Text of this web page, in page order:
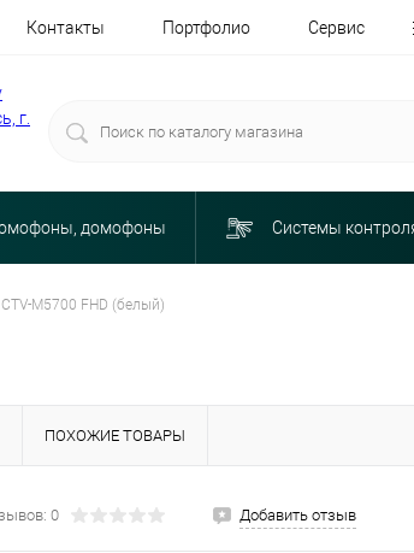
Контакты Портфолио Сервис
г.
домофоны Системы
M5700 FHD (белый)
ПОХОЖИЕ ТОВАРЫ
0 Добавить отзыв